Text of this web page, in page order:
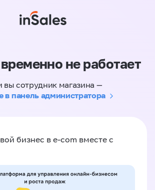
не работает
вы сотрудник магазина —
в панель администратора
бизнес в e-com вместе с